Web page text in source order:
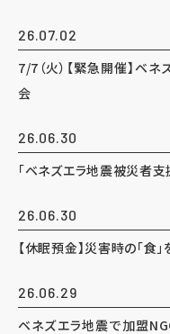
26.07.02
7/7（火）【緊急開催】ベ
会
26.06.30
「ベネズエラ地震被災者支
26.06.30
【休眠預金】災害時の「食
26.06.29
ベネズエラ地震で加盟